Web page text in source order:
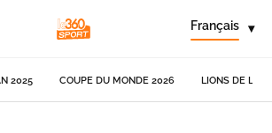
Français ▾
2025 COUPE DU MONDE 2026 LIONS DE